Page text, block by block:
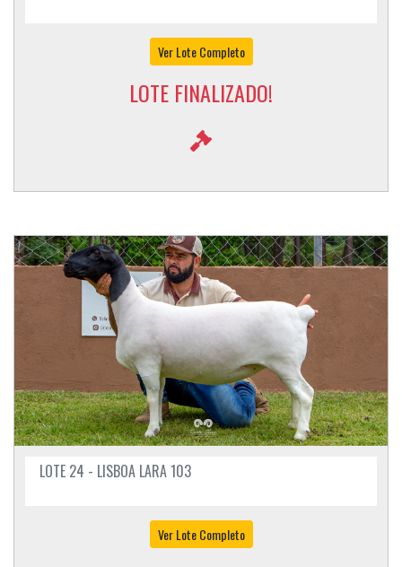
Ver Lote Completo
LOTE FINALIZADO!
LOTE 24 - LISBOA LARA 103
Ver Lote Completo